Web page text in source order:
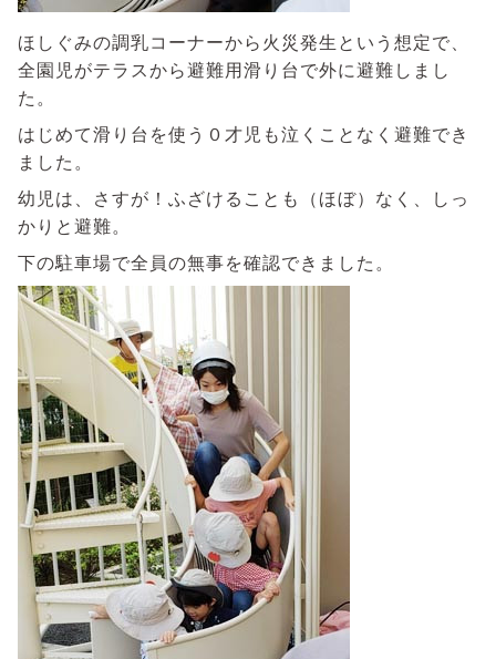
ほしぐみの調乳コーナーから火災発生という想定で、
全園児がテラスから避難用滑り台で外に避難しまし
た。
はじめて滑り台を使う０才児も泣くことなく避難でき
ました。
幼児は、さすが！ふざけることも（ほぼ）なく、しっ
かりと避難。
下の駐車場で全員の無事を確認できました。